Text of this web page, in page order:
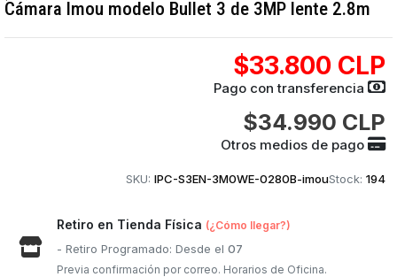
Cámara Imou modelo Bullet 3 de 3MP lente 2.8m
$33.800 CLP
Pago con transferencia
$34.990 CLP
Otros medios de pago
SKU: IPC-S3EN-3M0WE-0280B-imouStock: 194
Retiro en Tienda Física (¿Cómo llegar?)
- Retiro Programado: Desde el07
Previa confirmación por correo. Horarios de Oficina.